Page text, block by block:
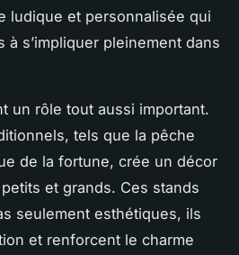
ludique et personnalisée qui
s’impliquer pleinement dans
un rôle tout aussi important.
tels que la pêche
de la fortune, crée un décor
et grands. Ces stands
seulement esthétiques, ils
et renforcent le charme